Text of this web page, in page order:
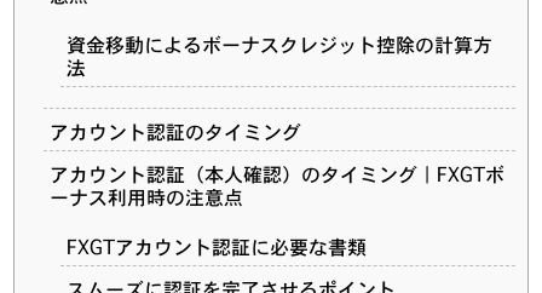
資金移動によるボーナスクレジット控除の計算方
法
アカウント認証のタイミング
アカウント認証（本人確認）のタイミング｜FXGTボ
ーナス利用時の注意点
FXGTアカウント認証に必要な書類